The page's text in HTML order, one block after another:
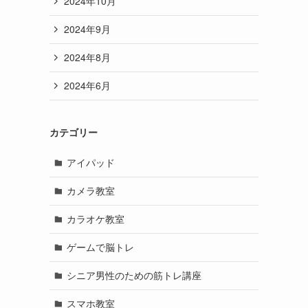
2024年9月
2024年8月
2024年6月
カテゴリー
アイパッド
カメラ教室
カラオケ教室
ゲームで脳トレ
シニア男性のための筋トレ講座
スマホ教室